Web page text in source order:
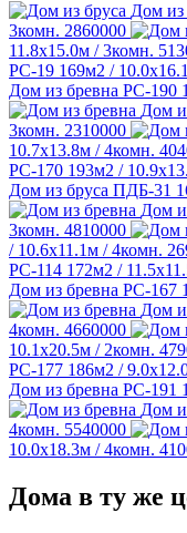
Дом
3комн. 2860000
11.8х15.0м / 3комн.
РС-19 169м2 /
Дом из бревна РС-190
Дом
3комн. 2310000
10.7х13.8м / 4комн.
РС-170 193м2 /
Дом из бруса ПДБ-31
Дом
3комн. 4810000
/ 10.6х11.1м / 4комн.
РС-114 172м2 /
Дом из бревна РС-167
Дом
4комн. 4660000
10.1х20.5м / 2комн.
РС-177 186м2 /
Дом из бревна РС-191
Дом
4комн. 5540000
10.0х18.3м / 4комн.
Дома в ту же